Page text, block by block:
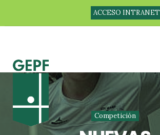
ACCESO INTRANET
Competición